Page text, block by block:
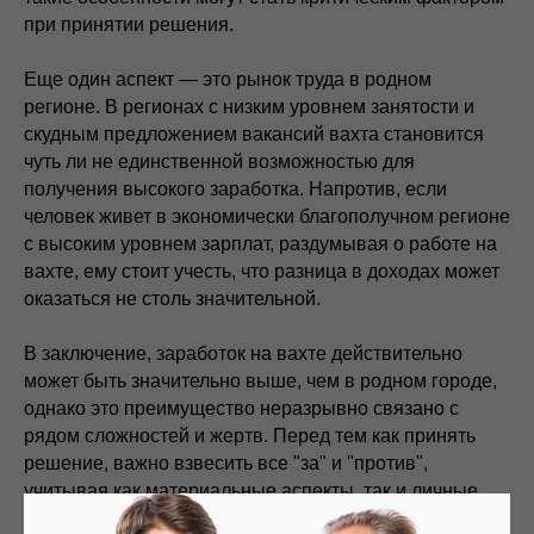
при принятии решения.
Еще один аспект — это рынок труда в родном
регионе. В регионах с низким уровнем занятости и
скудным предложением вакансий вахта становится
чуть ли не единственной возможностью для
получения высокого заработка. Напротив, если
человек живет в экономически благополучном регионе
с высоким уровнем зарплат, раздумывая о работе на
вахте, ему стоит учесть, что разница в доходах может
оказаться не столь значительной.
В заключение, заработок на вахте действительно
может быть значительно выше, чем в родном городе,
однако это преимущество неразрывно связано с
рядом сложностей и жертв. Перед тем как принять
решение, важно взвесить все "за" и "против",
учитывая как материальные аспекты, так и личные
обстоятельства, чтобы понять, стоит ли игра свеч.